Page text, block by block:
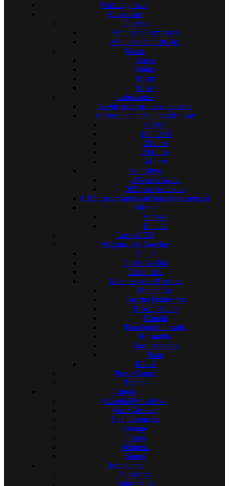
Uncategorized
Accesorios
Correas
Máquinas Familiares
Máquinas Industriales
Guías
Aurec
Daiko
Mitani
Suisei
Lubricantes
Aceite para máquina de corte
Aceites para máquinas de coser
1 Litro
100 CM3
2 Litros
20 Litros
5 Litros
Adhesivos
205 para tizada
305 para bordados
LB5 para máquina de bordar en aerosol
Silicona
Aerosol
Líquida
Luces LED
Máquinas de Broches
De Pie
Doble Acción
Excéntrica
Matrices para Broches
Broche Aro
Broche Doble Aro
Broche Tacha
Condal
Para botón forrado
Recambio
Saca bocados
Snap
Radial
Porta Conos
Tijeras
Agujas
Cambio Preventivo
Groz Beckert
Leo Lammertz
Orange
Organ
Schmetz
Singer
Bordadoras
Familiares
Industriales